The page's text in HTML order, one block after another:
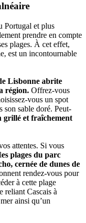
Portugal et plus
prendre en compte
plages. À cet effet,
est un incontournable
Lisbonne abrite
région. Offrez-vous
vous un spot
son sable doré. Peut-
grillé et fraîchement
attentes. Si vous
es plages du parc
cernée de dunes de
rendez-vous pour
à cette plage
reliant Cascais à
ainsi qu’un